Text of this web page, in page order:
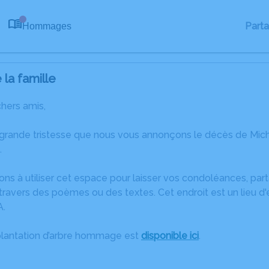
Hommages
la famille
amis,
tristesse que nous vous annonçons le décès de
à utiliser cet espace pour laisser vos condoléances,
des poèmes ou des textes. Cet endroit est un lieu
d’arbre hommage est disponible ici.